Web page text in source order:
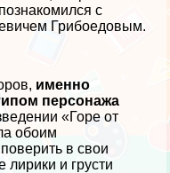
с
Грибоедовым.
именно
персонажа
«Горе от
обоим
в свои
и грусти